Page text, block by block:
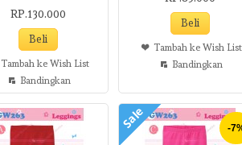
RP.130.000
Tambah ke Wish List
Bandingkan
Tambah ke Wish List
Bandingkan
-
Sale